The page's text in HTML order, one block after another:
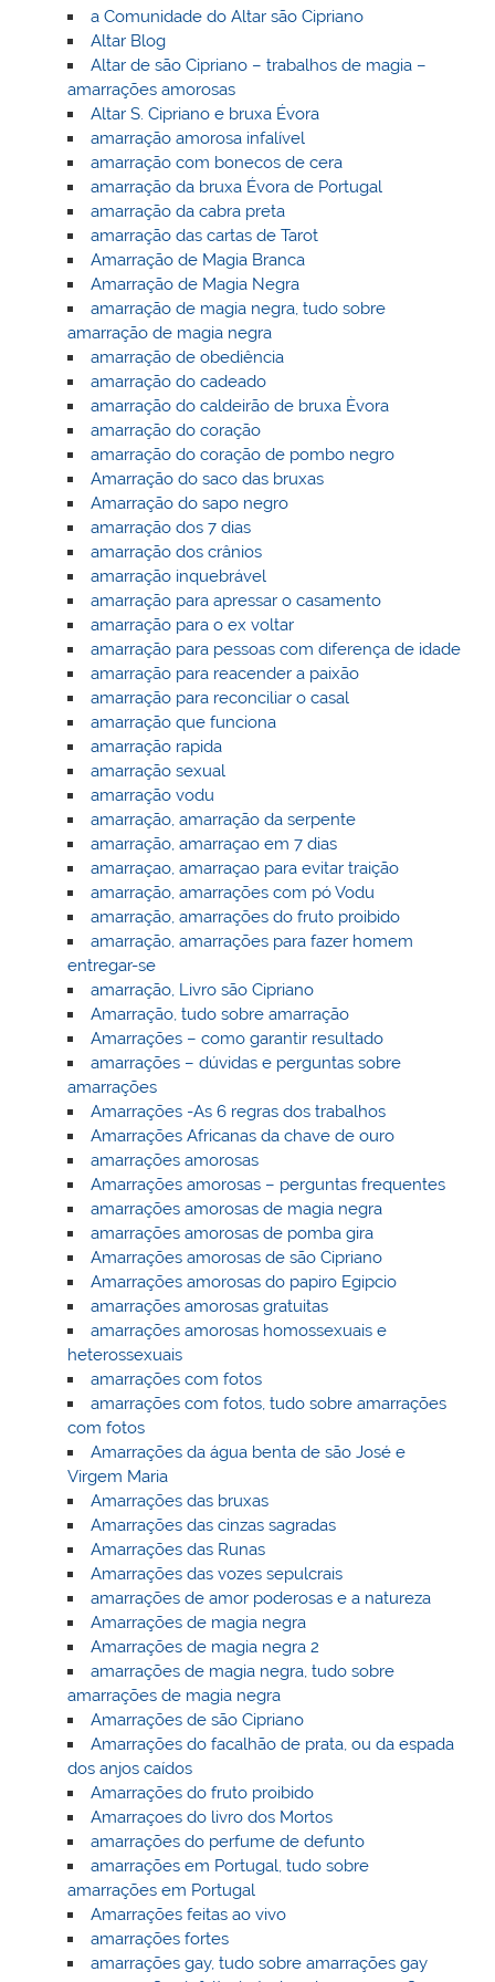
a Comunidade do Altar são Cipriano
Altar Blog
Altar de são Cipriano – trabalhos de magia –
amarrações amorosas
Altar S. Cipriano e bruxa Évora
amarração amorosa infalível
amarração com bonecos de cera
amarração da bruxa Évora de Portugal
amarração da cabra preta
amarração das cartas de Tarot
Amarração de Magia Branca
Amarração de Magia Negra
amarração de magia negra, tudo sobre
amarração de magia negra
amarração de obediência
amarração do cadeado
amarração do caldeirão de bruxa Èvora
amarração do coração
amarração do coração de pombo negro
Amarração do saco das bruxas
Amarração do sapo negro
amarração dos 7 dias
amarração dos crânios
amarração inquebrável
amarração para apressar o casamento
amarração para o ex voltar
amarração para pessoas com diferença de idade
amarração para reacender a paixão
amarração para reconciliar o casal
amarração que funciona
amarração rapida
amarração sexual
amarração vodu
amarração, amarração da serpente
amarração, amarraçao em 7 dias
amarraçao, amarraçao para evitar traição
amarração, amarrações com pó Vodu
amarração, amarrações do fruto proibido
amarração, amarrações para fazer homem
entregar-se
amarração, Livro são Cipriano
Amarração, tudo sobre amarração
Amarrações – como garantir resultado
amarrações – dúvidas e perguntas sobre
amarrações
Amarrações -As 6 regras dos trabalhos
Amarrações Africanas da chave de ouro
amarrações amorosas
Amarrações amorosas – perguntas frequentes
amarrações amorosas de magia negra
amarrações amorosas de pomba gira
Amarrações amorosas de são Cipriano
Amarrações amorosas do papiro Egipcio
amarrações amorosas gratuitas
amarrações amorosas homossexuais e
heterossexuais
amarrações com fotos
amarrações com fotos, tudo sobre amarrações
com fotos
Amarrações da água benta de são José e
Virgem Maria
Amarrações das bruxas
Amarrações das cinzas sagradas
Amarrações das Runas
Amarrações das vozes sepulcrais
amarrações de amor poderosas e a natureza
Amarrações de magia negra
Amarrações de magia negra 2
amarrações de magia negra, tudo sobre
amarrações de magia negra
Amarrações de são Cipriano
Amarrações do facalhão de prata, ou da espada
dos anjos caídos
Amarrações do fruto proibido
Amarraçoes do livro dos Mortos
amarrações do perfume de defunto
amarrações em Portugal, tudo sobre
amarrações em Portugal
Amarrações feitas ao vivo
amarrações fortes
amarrações gay, tudo sobre amarrações gay